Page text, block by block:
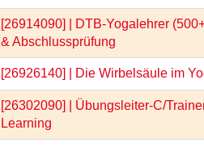
[26914090] | DTB-Yogalehrer
& Abschlussprüfung
[26926140] | Die Wirbelsäule im
[26302090] | Übungsleiter-C/
Learning